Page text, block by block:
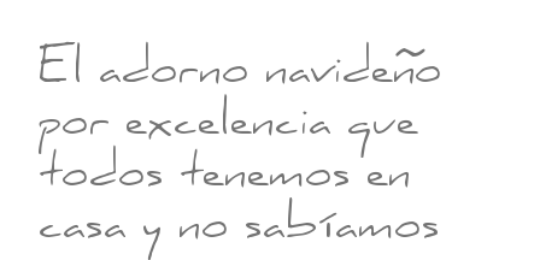
El adorno navideño
por excelencia que
todos tenemos en
casa y no sabíamos